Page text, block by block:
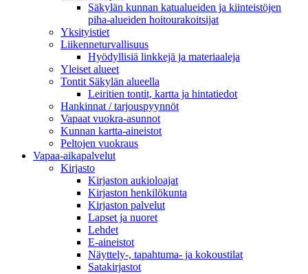
Säkylän kunnan katualueiden ja kiinteistöjen
piha-alueiden hoitourakoitsijat
Yksityistiet
Liikenneturvallisuus
Hyödyllisiä linkkejä ja materiaaleja
Yleiset alueet
Tontit Säkylän alueella
Leiritien tontit, kartta ja hintatiedot
Hankinnat / tarjouspyynnöt
Vapaat vuokra-asunnot
Kunnan kartta-aineistot
Peltojen vuokraus
Vapaa-aika­palvelut
Kirjasto
Kirjaston aukioloajat
Kirjaston henkilökunta
Kirjaston palvelut
Lapset ja nuoret
Lehdet
E-aineistot
Näyttely-, tapahtuma- ja kokoustilat
Satakirjastot